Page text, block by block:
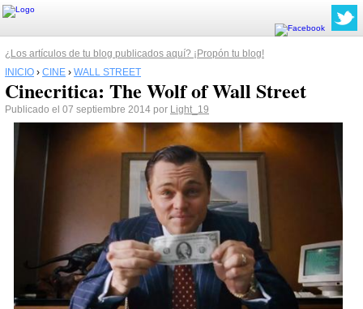
¿Los artículos de tu blog publicados aquí? ¡Propón tu blog!
INICIO › CINE › WALL STREET
Cinecritica: The Wolf of Wall Street
Publicado el 07 septiembre 2014 por Light_19